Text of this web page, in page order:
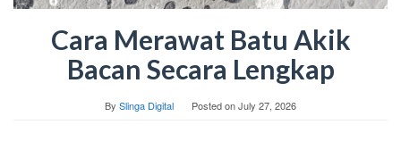
Cara Merawat Batu Akik
Bacan Secara Lengkap
By Slinga Digital Posted onJuly 27, 2026